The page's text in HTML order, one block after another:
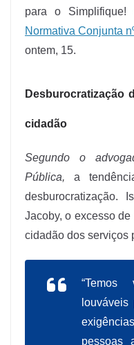
para o Simplifique!
Normativa Conjunta
ontem, 15.
Desburocratização
cidadão
Segundo o
Pública, a
desburocratização.
Jacoby, o excesso
cidadão dos serviços
“Temos
pessoas